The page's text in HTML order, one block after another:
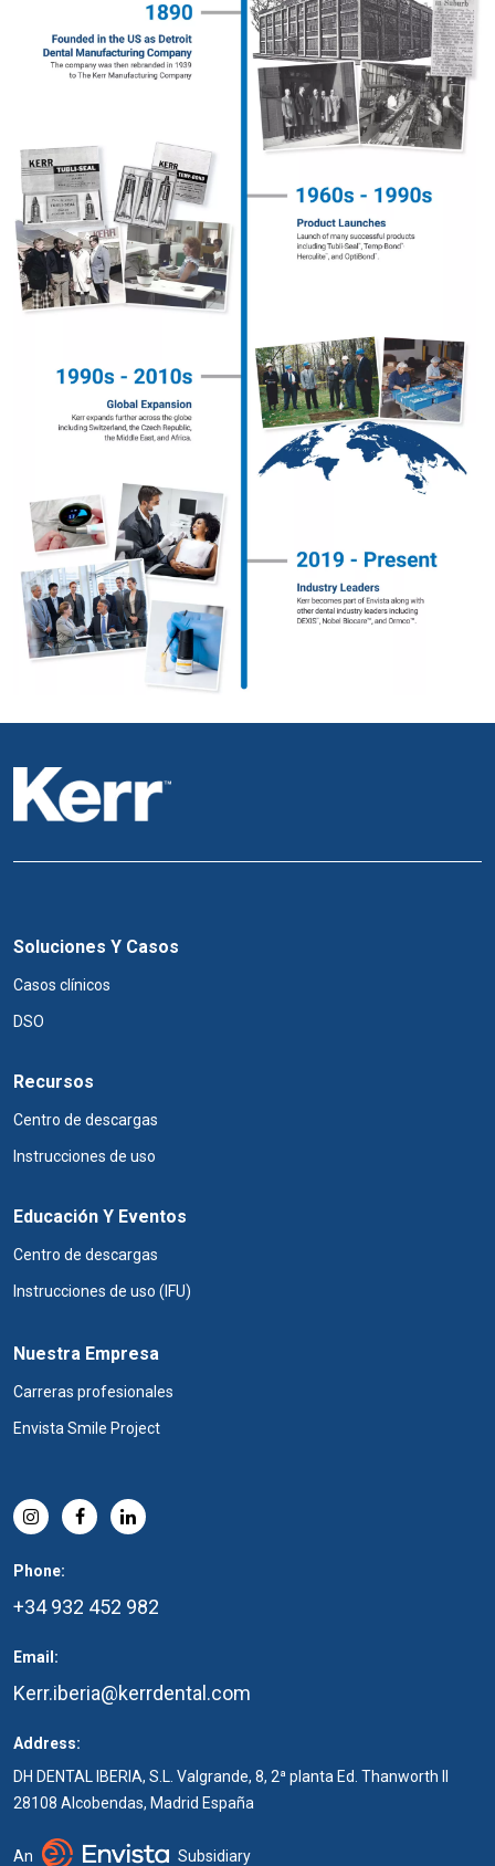
Soluciones Y Casos
Casos clínicos
DSO
Recursos
Centro de descargas
Instrucciones de uso
Educación Y Eventos
Centro de descargas
Instrucciones de uso (IFU)
Nuestra Empresa
Carreras profesionales
Envista Smile Project
Phone:
+34 932 452 982
Email:
Kerr.iberia@kerrdental.com
Address:
DH DENTAL IBERIA, S.L. Valgrande, 8, 2ª planta Ed. Thanworth II
28108 Alcobendas, Madrid España
An Subsidiary